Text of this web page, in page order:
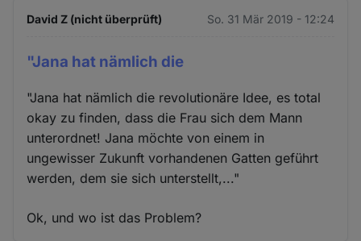
David Z (nicht überprüft) So. 31 Mär 2019 - 12:24
"Jana hat nämlich die
"Jana hat nämlich die revolutionäre Idee, es total
okay zu finden, dass die Frau sich dem Mann
unterordnet! Jana möchte von einem in
ungewisser Zukunft vorhandenen Gatten geführt
werden, dem sie sich unterstellt,..."
Ok, und wo ist das Problem?